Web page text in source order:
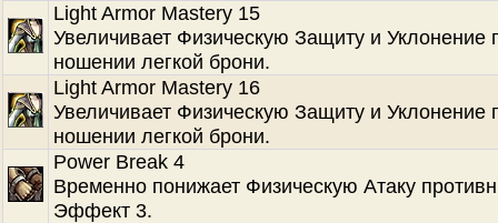
Light Armor Mastery 15
Увеличивает Физическую Защиту и Уклонение
ношении легкой брони.
Light Armor Mastery 16
Увеличивает Физическую Защиту и Уклонение
ношении легкой брони.
Power Break 4
Временно понижает Физическую Атаку
Эффект 3.